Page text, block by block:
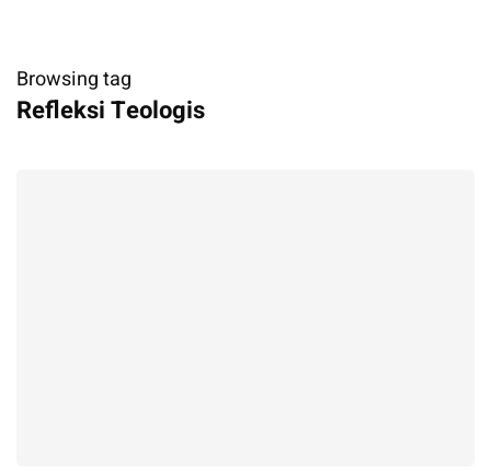
Browsing tag
Refleksi Teologis